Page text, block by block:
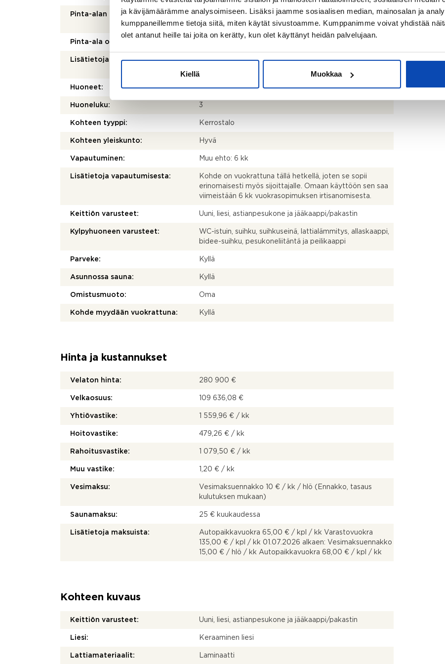
ja kävijämäärämme analysoimiseen. Lisäksi jaamme sosiaalisen median, mainosalan ja
kumppaneillemme tietoja siitä, miten käytät sivustoamme. Kumppanimme voivat yhdistää
olet antanut heille tai joita on kerätty, kun olet käyttänyt heidän palvelujaan.
Kiellä Muokkaa
Pinta-alan peruste:
Yhtiöjärjestyksen mukainen ja isännöitsijäntodistuksen
mukainen
Pinta-ala on tarkistusmitattu:
Lisätietoja pinta-alasta:
Ei tarkistusmitattu. Pinta-ala voi siis olla edellä mainittua
Huoneet: 3h, k, kph, s, vh, eteinen, lasitettu parveke
Huoneluku: 3
Kohteen tyyppi: Kerrostalo
Kohteen yleiskunto: Hyvä
Vapautuminen: Muu ehto: 6 kk
Lisätietoja vapautumisesta:
Kohde on vuokrattuna tällä hetkellä, joten se sopii
erinomaisesti myös sijoittajalle. Omaan käyttöön sen saa
viimeistään 6 kk vuokrasopimuksen irtisanomisesta.
Keittiön varusteet: Uuni, liesi, astianpesukone ja jääkaappi/pakastin
Kylpyhuoneen varusteet:
WC-istuin, suihku, suihkuseinä, lattialämmitys, allaskaappi,
bidee-suihku, pesukoneliitäntä ja peilikaappi
Parveke: Kyllä
Asunnossa sauna: Kyllä
Omistusmuoto: Oma
Kohde myydään vuokrattuna: Kyllä
Hinta ja kustannukset
Velaton hinta: 280 900 €
Velkaosuus: 109 636,08 €
Yhtiövastike: 1 559,96 € / kk
Hoitovastike: 479,26 € / kk
Rahoitusvastike: 1 079,50 € / kk
Muu vastike: 1,20 € / kk
Vesimaksu:
Vesimaksuennakko 10 € / kk / hlö (Ennakko, tasaus
kulutuksen mukaan)
Saunamaksu: 25 € kuukaudessa
Lisätietoja maksuista:
Autopaikkavuokra 65,00 € / kpl / kk Varastovuokra
135,00 € / kpl / kk 01.07.2026 alkaen: Vesimaksuennakko
15,00 € / hlö / kk Autopaikkavuokra 68,00 € / kpl / kk
Kohteen kuvaus
Keittiön varusteet: Uuni, liesi, astianpesukone ja jääkaappi/pakastin
Liesi: Keraaminen liesi
Lattiamateriaalit: Laminaatti